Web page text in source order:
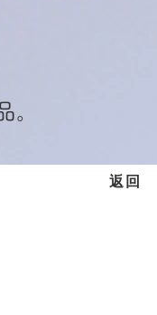
。
返回